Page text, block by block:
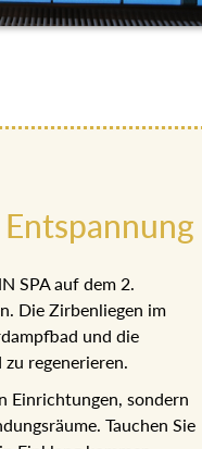
SPA auf dem 2.
Die Zirbenliegen im
und die
zu regenerieren.
Einrichtungen, sondern
Tauchen